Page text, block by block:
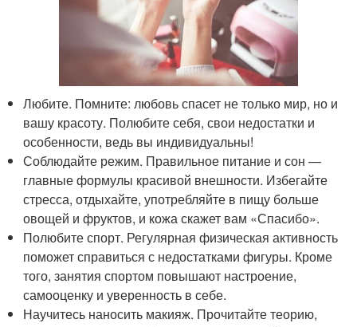
Любите. Помните: любовь спасет не только мир, но и
вашу красоту. Полюбите себя, свои недостатки и
особенности, ведь вы индивидуальны!
Соблюдайте режим. Правильное питание и сон —
главные формулы красивой внешности. Избегайте
стресса, отдыхайте, употребляйте в пищу больше
овощей и фруктов, и кожа скажет вам «Спасибо».
Полюбите спорт. Регулярная физическая активность
поможет справиться с недостатками фигуры. Кроме
того, занятия спортом повышают настроение,
самооценку и уверенность в себе.
Научитесь наносить макияж. Прочитайте теорию,